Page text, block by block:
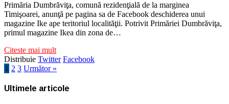
Primăria Dumbrăviţa, comună rezidenţială de la marginea
Timişoarei, anunţă pe pagina sa de Facebook deschiderea unui
magazine Ike ape teritoriul localităţii. Potrivit Primăriei Dumbrăviţa,
primul magazine Ikea din zona de…
Citeste mai mult
Distribuie Twitter Facebook
1 2 3 Următor »
Ultimele articole